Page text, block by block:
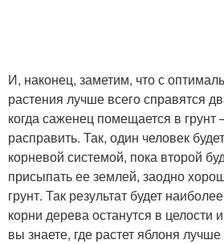
И, наконец, заметим, что с
растения лучше всего справятся
когда саженец помещается в грунт
расправить. Так, один человек
корневой системой, пока второй
присыпать ее землей, заодно
грунт. Так результат будет
корни дерева останутся в целости
вы знаете, где растет яблоня лучше